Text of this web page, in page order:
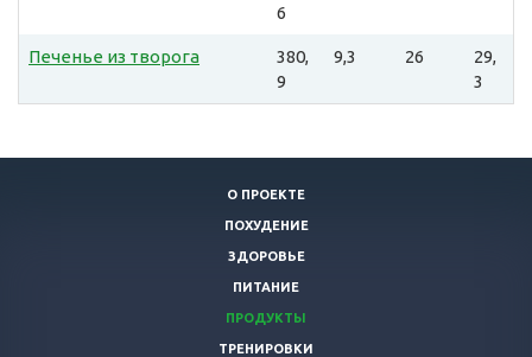
6
Печенье из творога
380,
9
9,3 26
29,
3
О ПРОЕКТЕ
ПОХУДЕНИЕ
ЗДОРОВЬЕ
ПИТАНИЕ
ПРОДУКТЫ
ТРЕНИРОВКИ